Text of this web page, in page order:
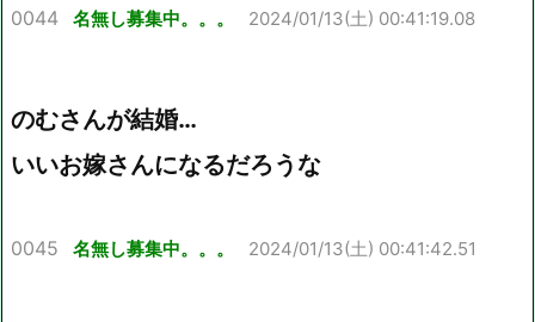
0044 名無し募集中。。。 2024/01/13(土) 00:41:19.08
のむさんが結婚…
いいお嫁さんになるだろうな
0045 名無し募集中。。。 2024/01/13(土) 00:41:42.51